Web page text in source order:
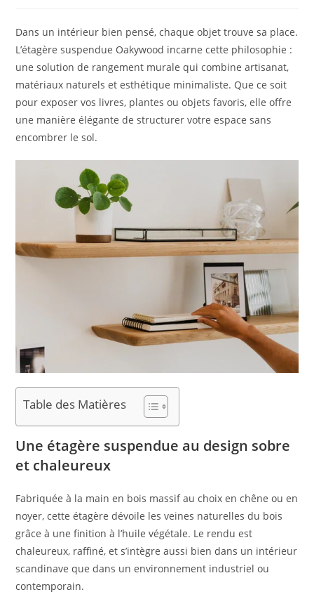
Dans un intérieur bien pensé, chaque objet trouve sa place.
L’étagère suspendue Oakywood incarne cette philosophie :
une solution de rangement murale qui combine artisanat,
matériaux naturels et esthétique minimaliste. Que ce soit
pour exposer vos livres, plantes ou objets favoris, elle offre
une manière élégante de structurer votre espace sans
encombrer le sol.
Table des Matières
Une étagère suspendue au design sobre
et chaleureux
Fabriquée à la main en bois massif au choix en chêne ou en
noyer, cette étagère dévoile les veines naturelles du bois
grâce à une finition à l’huile végétale. Le rendu est
chaleureux, raffiné, et s’intègre aussi bien dans un intérieur
scandinave que dans un environnement industriel ou
contemporain.